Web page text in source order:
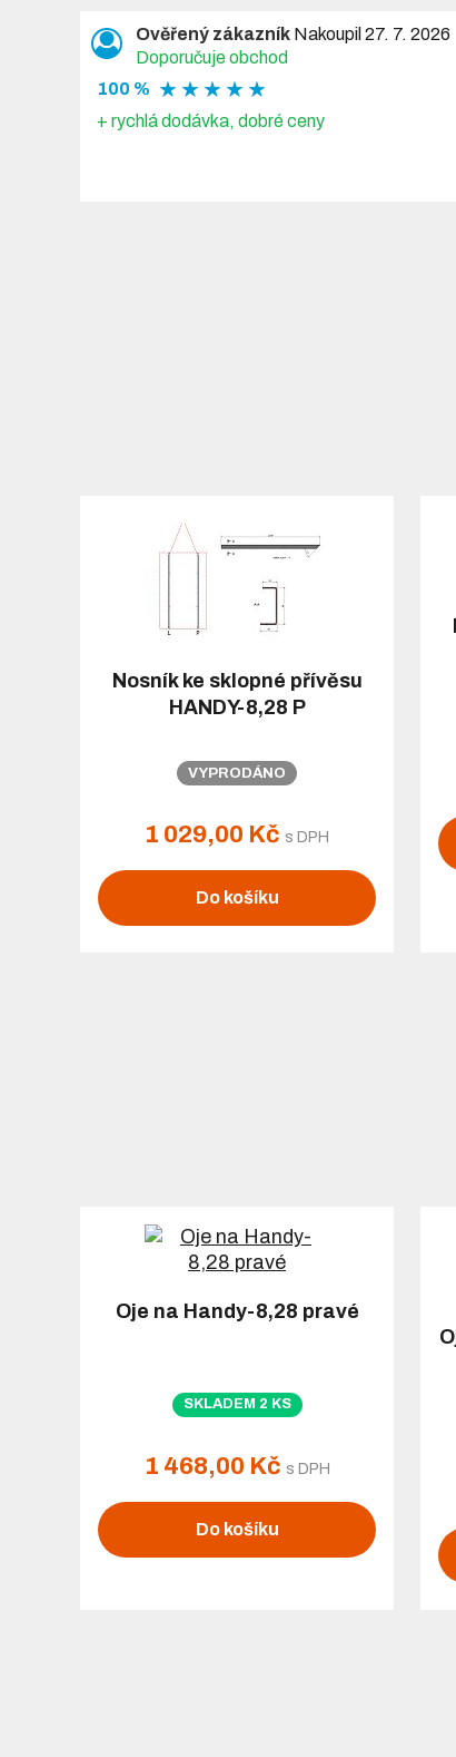
Ověřený zákazník Nakoupil 27. 7. 2026
Doporučuje obchod
100 % ★ ★ ★ ★ ★
+ rychlá dodávka, dobré ceny
Nosník ke sklopné přívěsu
HANDY-8,28 P
VYPRODÁNO
1 029,00 Kč s DPH
Do košíku
Oje na Handy-8,28 pravé
SKLADEM 2 KS
1 468,00 Kč s DPH
Do košíku